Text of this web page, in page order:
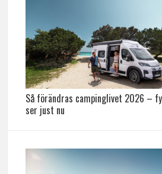
Så förändras campinglivet 2026 –
ser just nu